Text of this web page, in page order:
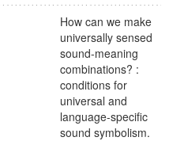
How can we make
universally sensed
sound-meaning
combinations? :
conditions for
universal and
language-specific
sound symbolism.